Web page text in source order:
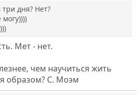
дня? Нет?
Мет - нет.
чем научиться жить
образом? С. Моэм